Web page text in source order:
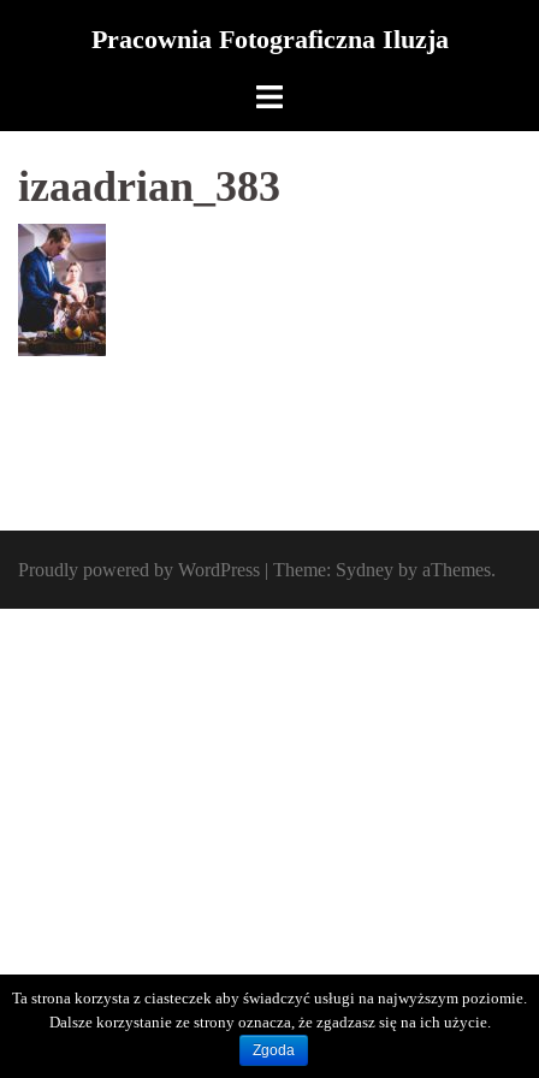
Pracownia Fotograficzna Iluzja
izaadrian_383
Proudly powered by WordPress | Theme: Sydney by aThemes.
Ta strona korzysta z ciasteczek aby świadczyć usługi na najwyższym poziomie.
Dalsze korzystanie ze strony oznacza, że zgadzasz się na ich użycie.
Zgoda